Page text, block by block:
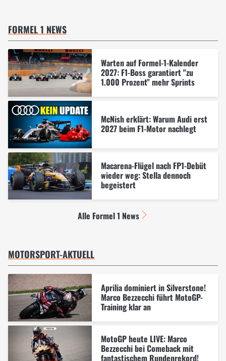
FORMEL 1 NEWS
Warten auf Formel-1-Kalender
2027: F1-Boss garantiert "zu
1.000 Prozent" mehr Sprints
McNish erklärt: Warum Audi erst
2027 beim F1-Motor nachlegt
Macarena-Flügel nach FP1-Debüt
wieder weg: Stella dennoch
begeistert
Alle Formel 1 News
MOTORSPORT-AKTUELL
Aprilia dominiert in Silverstone!
Marco Bezzecchi führt MotoGP-
Training klar an
MotoGP heute LIVE: Marco
Bezzecchi bei Comeback mit
fantastischem Rundenrekord!